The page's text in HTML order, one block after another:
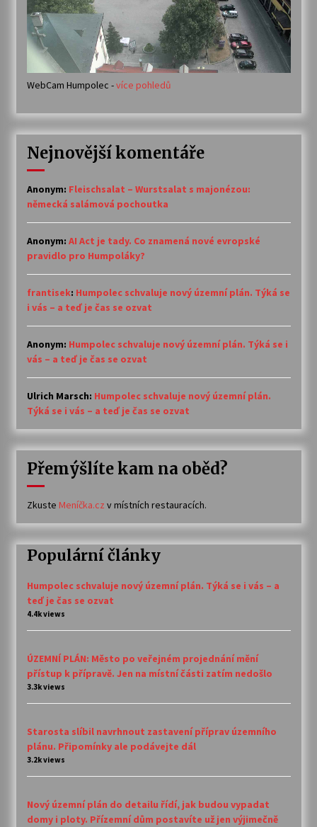
WebCam Humpolec -více pohledů
Nejnovější komentáře
Anonym: Fleischsalat – Wurstsalat s majonézou:
německá salámová pochoutka
Anonym: AI Act je tady. Co znamená nové evropské
pravidlo pro Humpoláky?
frantisek: Humpolec schvaluje nový územní plán. Týká se
i vás – a teď je čas se ozvat
Anonym: Humpolec schvaluje nový územní plán. Týká se i
vás – a teď je čas se ozvat
Ulrich Marsch: Humpolec schvaluje nový územní plán.
Týká se i vás – a teď je čas se ozvat
Přemýšlíte kam na oběd?
Zkuste Meníčka.cz v místních restauracích.
Populární články
Humpolec schvaluje nový územní plán. Týká se i vás – a
teď je čas se ozvat
4.4k views
ÚZEMNÍ PLÁN: Město po veřejném projednání mění
přístup k přípravě. Jen na místní části zatím nedošlo
3.3k views
Starosta slíbil navrhnout zastavení příprav územního
plánu. Připomínky ale podávejte dál
3.2k views
Nový územní plán do detailu řídí, jak budou vypadat
domy i ploty. Přízemní dům postavíte už jen výjimečně